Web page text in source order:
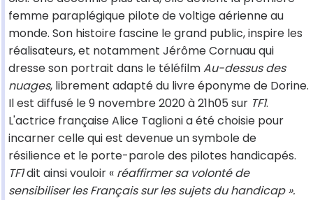
femme paraplégique pilote de voltige aérienne au
monde. Son histoire fascine le grand public, inspire les
réalisateurs, et notamment Jérôme Cornuau qui
dresse son portrait dans le téléfilmAu-dessus des
nuages, librement adapté du livre éponyme de Dorine.
Il est diffusé le 9 novembre 2020 à 21h05 sur TF1.
L'actrice française Alice Taglioni a été choisie pour
incarner celle qui est devenue un symbole de
résilience et le porte-parole des pilotes handicapés.
TF1dit ainsi vouloir « réaffirmer sa volonté de
sensibiliser les Français sur les sujets du handicap ».